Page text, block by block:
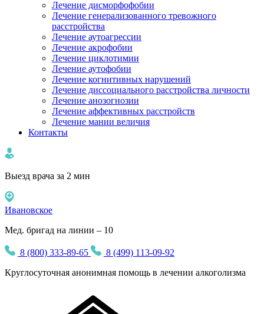
Лечение дисморфофобии
Лечение генерализованного тревожного
расстройства
Лечение аутоагрессии
Лечение акрофобии
Лечение циклотимии
Лечение аутофобии
Лечение когнитивных нарушений
Лечение диссоциального расстройства личности
Лечение анозогнозии
Лечение аффективных расстройств
Лечение мании величия
Контакты
Выезд врача за 2 мин
Ивановское
Мед. бригад на линии – 10
8 (800) 333-89-65
8 (499) 113-09-92
Круглосуточная анонимная помощь в лечении алкоголизма